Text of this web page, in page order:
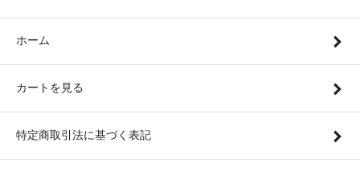
ホーム
カートを見る
特定商取引法に基づく表記